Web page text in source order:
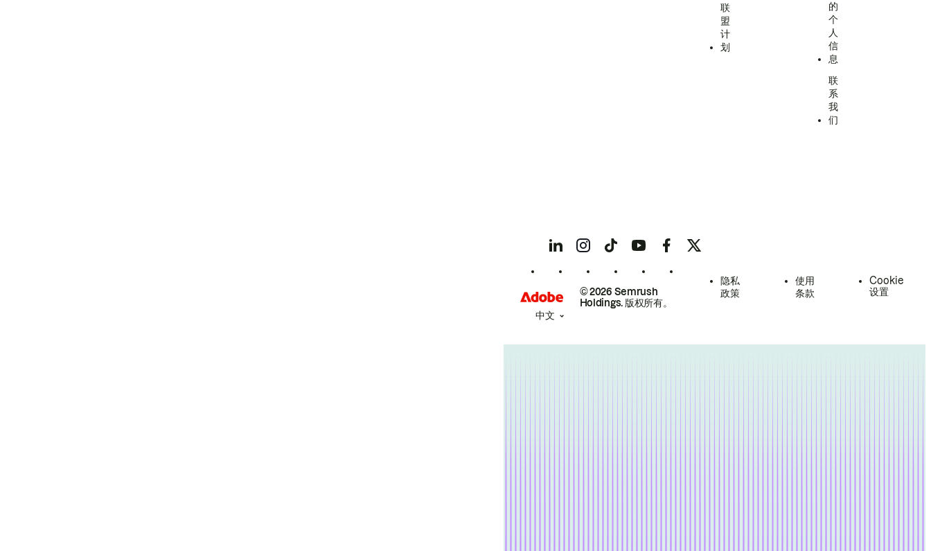
联
盟
计
划
的
个
人
信
息
联
系
我
们
© 2026 Semrush
Holdings. 版权所有。
隐私
政策
使用
条款
Cookie
设置
中文